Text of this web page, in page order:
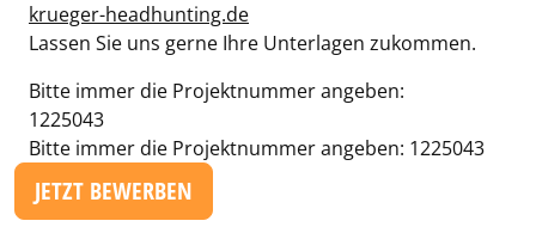
krueger-headhunting.de
Lassen Sie uns gerne Ihre Unterlagen zukommen.
Bitte immer die Projektnummer angeben:
1225043
Bitte immer die Projektnummer angeben: 1225043
JETZT BEWERBEN